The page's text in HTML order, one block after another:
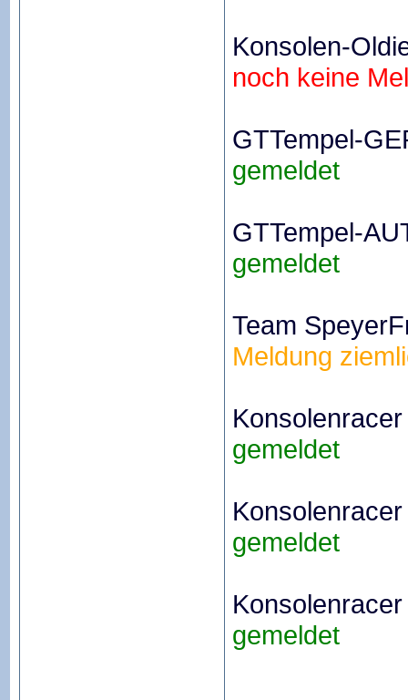
Konsolen-
noch keine
GTTempel-
gemeldet
GTTempel-
gemeldet
Team
Meldung
gemeldet
gemeldet
gemeldet